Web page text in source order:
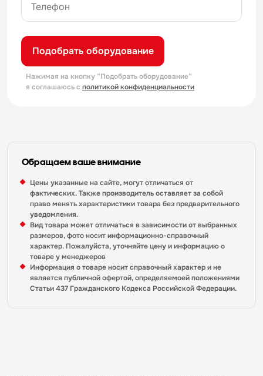
Подобрать оборудование
Нажимая на кнопку “Подобрать оборудование”
я соглашаюсь с политикой конфиденциальности
Обращаем ваше внимание
Цены указанные на сайте, могут отличаться от
фактических. Также производитель оставляет за собой
право менять характеристики товара без предварительного
уведомления.
Вид товара может отличаться в зависимости от выбранных
размеров, фото носит информационно-справочный
характер. Пожалуйста, уточняйте цену и информацию о
товаре у менеджеров
Информация о товаре носит справочный характер и не
является публичной офертой, определяемоей положениями
Статьи 437 Гражданского Кодекса Российской Федерации.